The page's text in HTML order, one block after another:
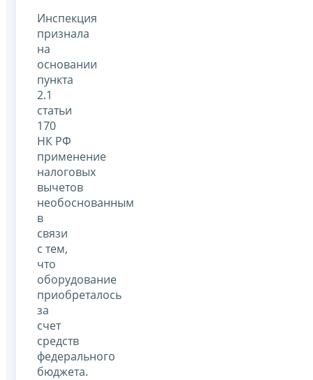
Инспекция
признала
на
основании
пункта
2.1
статьи
170
НК РФ
применение
налоговых
вычетов
необоснованным
в
связи
с тем,
что
оборудование
приобреталось
за
счет
средств
федерального
бюджета.